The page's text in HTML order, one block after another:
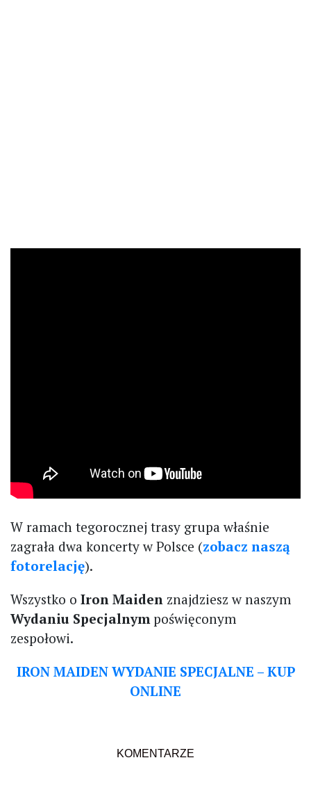
W ramach tegorocznej trasy grupa właśnie
zagrała dwa koncerty w Polsce (zobacz naszą
fotorelację).
Wszystko o Iron Maiden znajdziesz w naszym
Wydaniu Specjalnym poświęconym
zespołowi.
IRON MAIDEN WYDANIE SPECJALNE – KUP
ONLINE
KOMENTARZE